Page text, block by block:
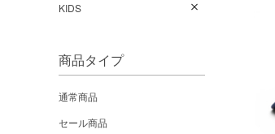
KIDS
商品タイプ
通常商品
セール商品